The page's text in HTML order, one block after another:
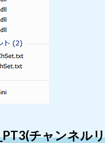
チャンネル